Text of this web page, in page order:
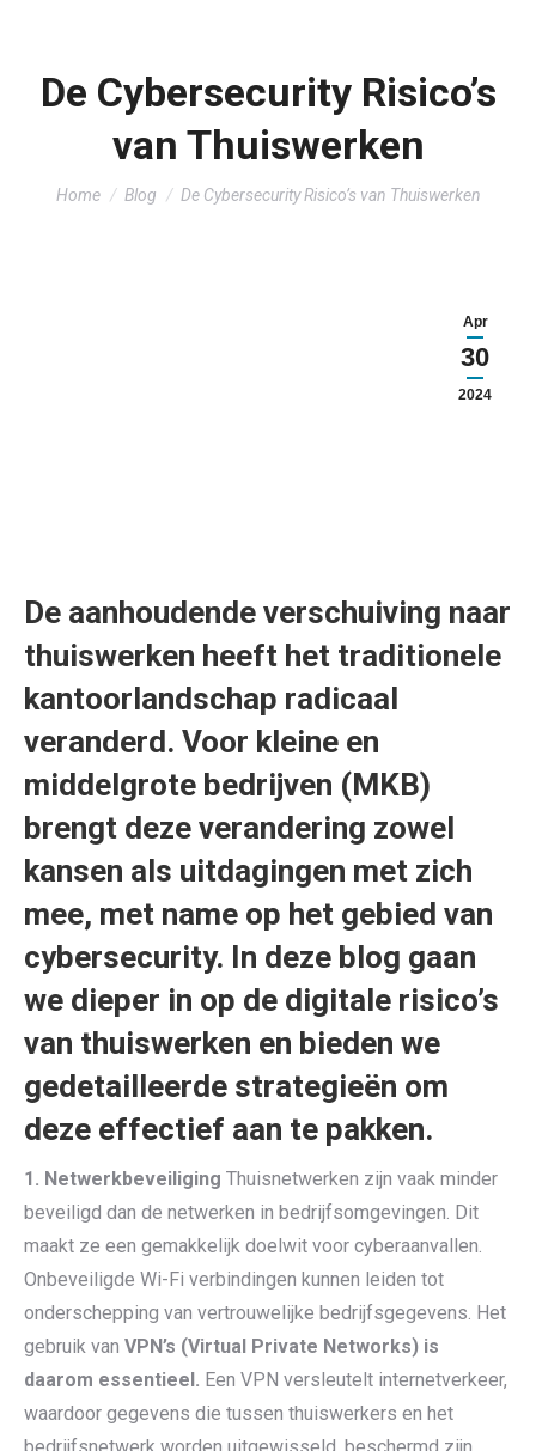
De Cybersecurity Risico’s
van Thuiswerken
You are here:
Home Blog De Cybersecurity Risico’s van Thuiswerken
Apr
30
2024
De aanhoudende verschuiving naar
thuiswerken heeft het traditionele
kantoorlandschap radicaal
veranderd. Voor kleine en
middelgrote bedrijven (MKB)
brengt deze verandering zowel
kansen als uitdagingen met zich
mee, met name op het gebied van
cybersecurity. In deze blog gaan
we dieper in op de digitale risico’s
van thuiswerken en bieden we
gedetailleerde strategieën om
deze effectief aan te pakken.
1. Netwerkbeveiliging Thuisnetwerken zijn vaak minder
beveiligd dan de netwerken in bedrijfsomgevingen. Dit
maakt ze een gemakkelijk doelwit voor cyberaanvallen.
Onbeveiligde Wi-Fi verbindingen kunnen leiden tot
onderschepping van vertrouwelijke bedrijfsgegevens. Het
gebruik van VPN’s (Virtual Private Networks) is
daarom essentieel. Een VPN versleutelt internetverkeer,
waardoor gegevens die tussen thuiswerkers en het